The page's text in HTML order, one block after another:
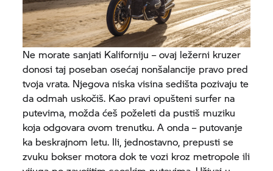
Ne morate sanjati Kaliforniju – ovaj ležerni kruzer
donosi taj poseban osećaj nonšalancije pravo pred
tvoja vrata. Njegova niska visina sedišta pozivaju te
da odmah uskočiš. Kao pravi opušteni surfer na
putevima, možda ćeš poželeti da pustiš muziku
koja odgovara ovom trenutku. A onda – putovanje
ka beskrajnom letu. Ili, jednostavno, prepusti se
zvuku bokser motora dok te vozi kroz metropole ili